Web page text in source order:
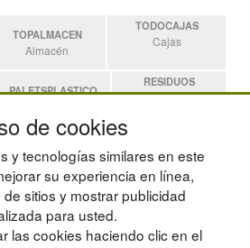
TOPALMACEN
Almacén
TODOCAJAS
Cajas
PALETSPLASTICO
RESIDUOS
Residuos
MAPA WEB
PREGUNTAS FRECUENTES
de cookies
y tecnologías similares en este
su experiencia en línea,
sitios y mostrar publicidad
para usted.
las cookies haciendo clic en el